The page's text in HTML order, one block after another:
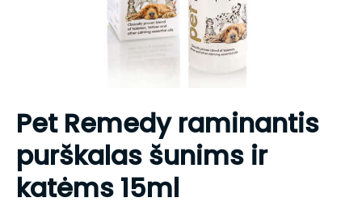
Pet Remedy raminantis
purškalas šunims ir
katėms 15ml